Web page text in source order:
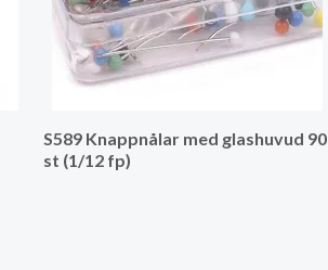
S589 Knappnålar med glashuvud 90
st (1/12 fp)